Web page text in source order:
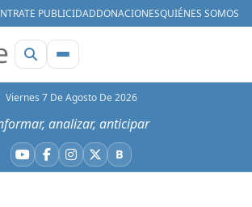
PUBLICIDADDONACIONESQUIÉNES SOMOS
Viernes 7 De Agosto De 2026
analizar, anticipar
YouTube
Facebook
Instagram
X BBluesky